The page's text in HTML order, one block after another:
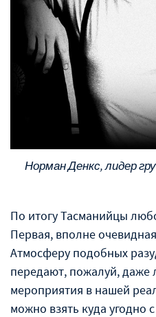
Норман Денкс, лидер
По итогу Тасманийцы
Первая, вполне
Атмосферу подобных
передают, пожалуй, даже
мероприятия в нашей
можно взять куда угодно